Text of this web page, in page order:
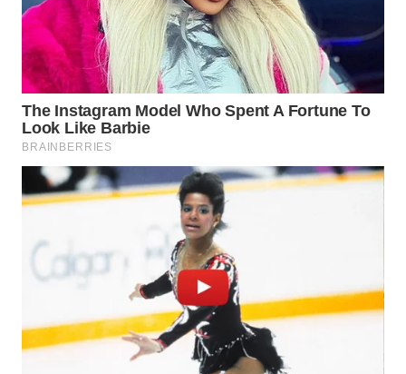
WAHANANEWS
CO ID
WAHANANEWS
NET
WAHANA
SPORT
UMKM
WAHANA